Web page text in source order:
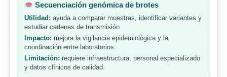
Secuenciación genómica de brotes
Utilidad: ayuda a comparar muestras, identificar variantes y
estudiar cadenas de transmisión.
Impacto: mejora la vigilancia epidemiológica y la
coordinación entre laboratorios.
Limitación: requiere infraestructura, personal especializado
y datos clínicos de calidad.